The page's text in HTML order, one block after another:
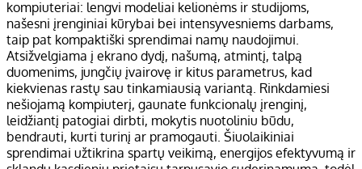
kompiuteriai: lengvi modeliai kelionėms ir studijoms,
našesni įrenginiai kūrybai bei intensyvesniems darbams,
taip pat kompaktiški sprendimai namų naudojimui.
Atsižvelgiama į ekrano dydį, našumą, atmintį, talpą
duomenims, jungčių įvairovę ir kitus parametrus, kad
kiekvienas rastų sau tinkamiausią variantą. Rinkdamiesi
nešiojamą kompiuterį, gaunate funkcionalų įrenginį,
leidžiantį patogiai dirbti, mokytis nuotoliniu būdu,
bendrauti, kurti turinį ar pramogauti. Šiuolaikiniai
sprendimai užtikrina spartų veikimą, energijos efektyvumą ir